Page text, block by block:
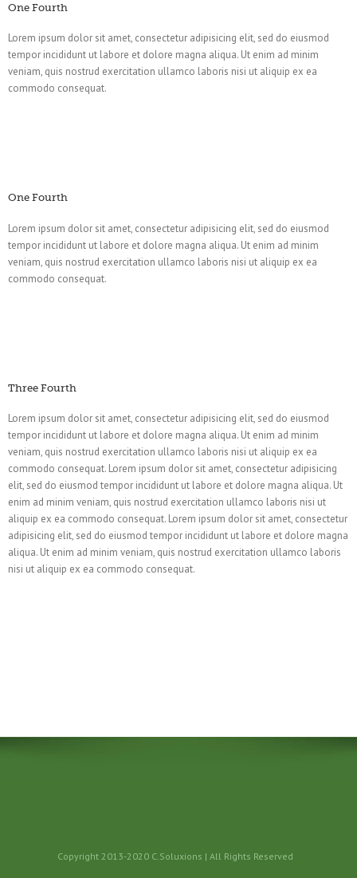
One Fourth
Lorem ipsum dolor sit amet, consectetur adipisicing elit, sed do eiusmod
tempor incididunt ut labore et dolore magna aliqua. Ut enim ad minim
veniam, quis nostrud exercitation ullamco laboris nisi ut aliquip ex ea
commodo consequat.
One Fourth
Lorem ipsum dolor sit amet, consectetur adipisicing elit, sed do eiusmod
tempor incididunt ut labore et dolore magna aliqua. Ut enim ad minim
veniam, quis nostrud exercitation ullamco laboris nisi ut aliquip ex ea
commodo consequat.
Three Fourth
Lorem ipsum dolor sit amet, consectetur adipisicing elit, sed do eiusmod
tempor incididunt ut labore et dolore magna aliqua. Ut enim ad minim
veniam, quis nostrud exercitation ullamco laboris nisi ut aliquip ex ea
commodo consequat. Lorem ipsum dolor sit amet, consectetur adipisicing
elit, sed do eiusmod tempor incididunt ut labore et dolore magna aliqua. Ut
enim ad minim veniam, quis nostrud exercitation ullamco laboris nisi ut
aliquip ex ea commodo consequat. Lorem ipsum dolor sit amet, consectetur
adipisicing elit, sed do eiusmod tempor incididunt ut labore et dolore magna
aliqua. Ut enim ad minim veniam, quis nostrud exercitation ullamco laboris
nisi ut aliquip ex ea commodo consequat.
Copyright 2013-2020 C.Soluxions | All Rights Reserved